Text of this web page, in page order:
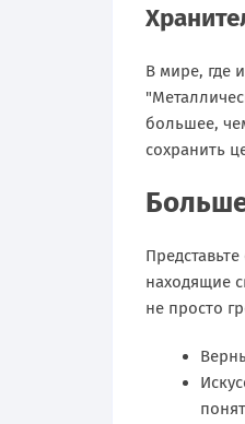
В мире, где
большее,
сохранить
находящие
не просто